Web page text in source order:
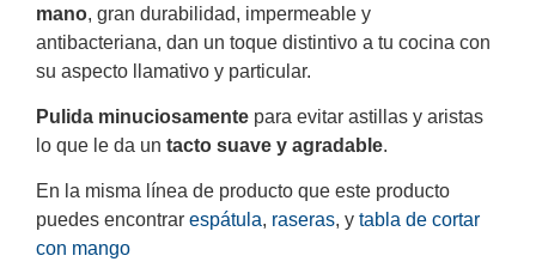
mano, gran durabilidad, impermeable y
antibacteriana, dan un toque distintivo a tu cocina con
su aspecto llamativo y particular.
Pulida minuciosamente para evitar astillas y aristas
lo que le da un tacto suave y agradable.
En la misma línea de producto que este producto
puedes encontrar espátula, raseras, y tabla de cortar
con mango